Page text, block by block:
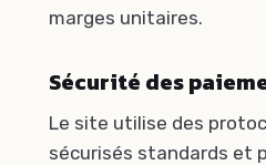
marges unitaires.
Sécurité des
Le site utilise des
sécurisés standards et